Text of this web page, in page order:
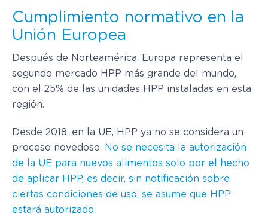
Cumplimiento normativo en la
Unión Europea
Después de Norteamérica, Europa representa el
segundo mercado HPP más grande del mundo,
con el 25% de las unidades HPP instaladas en esta
región.
Desde 2018, en la UE, HPP ya no se considera un
proceso novedoso. No se necesita la autorización
de la UE para nuevos alimentos solo por el hecho
de aplicar HPP, es decir, sin notificación sobre
ciertas condiciones de uso, se asume que HPP
estará autorizado.